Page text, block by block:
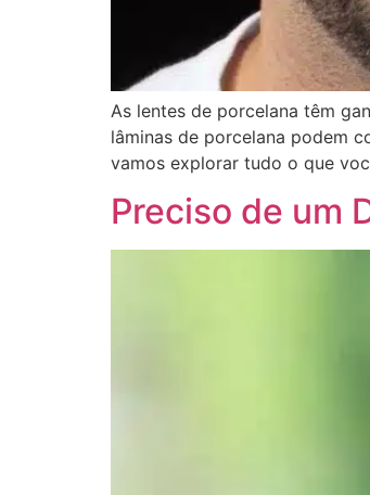
As lentes de porcelana têm
lâminas de porcelana podem
vamos explorar tudo o que
Preciso de um